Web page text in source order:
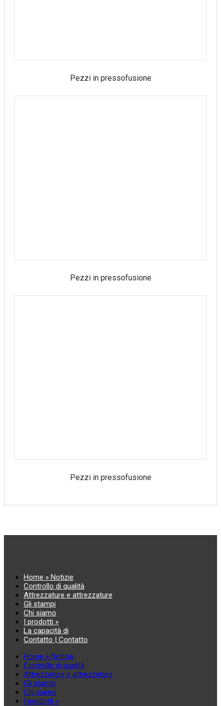
Pezzi in pressofusione
Pezzi in pressofusione
Pezzi in pressofusione
Home » Notizie
Controllo di qualità
Attrezzature e attrezzature
Gli stampi
Chi siamo
I prodotti »
La capacità di
Contatto | Contatto
Home » Notizie
Controllo di qualità
Attrezzature e attrezzature
Gli stampi
Chi siamo
I prodotti »